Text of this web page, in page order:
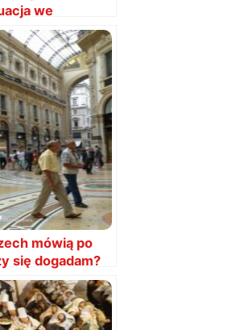
we
mówią po
się dogadam?